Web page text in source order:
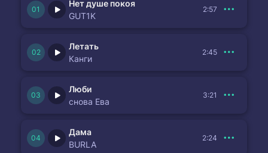
Нет душе покоя
GUT1K
2:57
Летать
Канги
2:45
Люби
снова Ева
3:21
Дама
BURLA
2:24